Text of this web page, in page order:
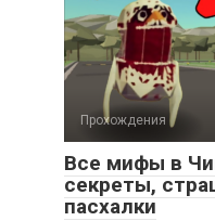
Прохождения
Все мифы в
секреты,
пасхалки